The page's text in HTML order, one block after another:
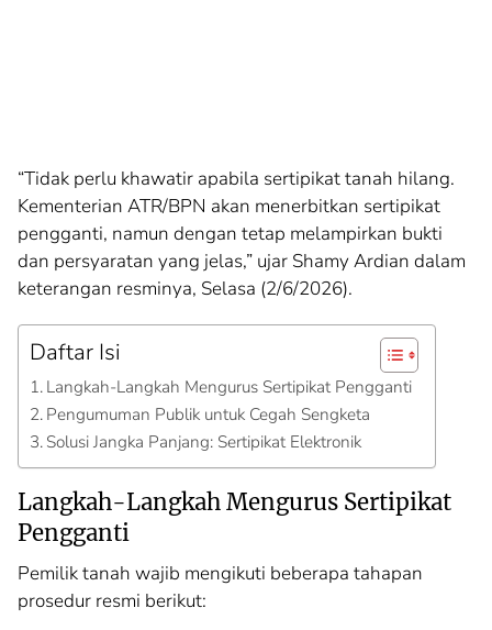
“Tidak perlu khawatir apabila sertipikat tanah hilang.
Kementerian ATR/BPN akan menerbitkan sertipikat
pengganti, namun dengan tetap melampirkan bukti
dan persyaratan yang jelas,” ujar Shamy Ardian dalam
keterangan resminya, Selasa (2/6/2026).
Daftar Isi
Langkah-Langkah Mengurus Sertipikat Pengganti
Pengumuman Publik untuk Cegah Sengketa
Solusi Jangka Panjang: Sertipikat Elektronik
Langkah-Langkah Mengurus Sertipikat
Pengganti
Pemilik tanah wajib mengikuti beberapa tahapan
prosedur resmi berikut: